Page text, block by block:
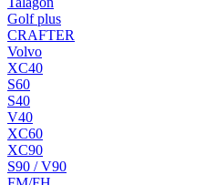
Golf plus
CRAFTER
Volvo
XC40
S60
S40
V40
XC60
XC90
S90 / V90